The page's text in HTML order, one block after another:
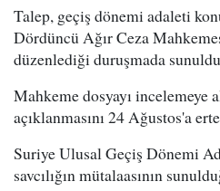
Talep, geçiş dönemi adaleti
Dördüncü Ağır Ceza
düzenlediği duruşmada
Mahkeme dosyayı incelemeye
açıklanmasını 24 Ağustos'a
Suriye Ulusal Geçiş Dönemi
savcılığın mütalaasının